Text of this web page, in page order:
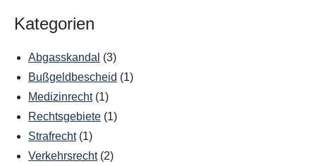
Kategorien
Abgasskandal (3)
Bußgeldbescheid (1)
Medizinrecht(1)
Rechtsgebiete (1)
Strafrecht(1)
Verkehrsrecht(2)